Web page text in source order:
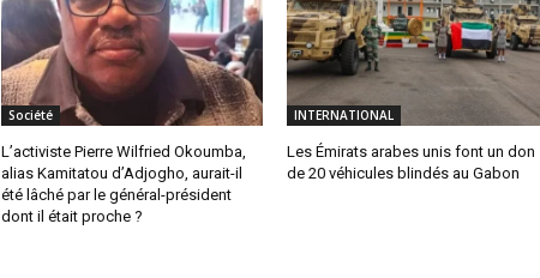
Société
L’activiste Pierre Wilfried Okoumba,
alias Kamitatou d’Adjogho, aurait-il
été lâché par le général-président
dont il était proche ?
INTERNATIONAL
Les Émirats arabes unis font un don
de 20 véhicules blindés au Gabon